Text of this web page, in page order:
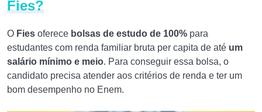
Fies?
O Fies oferece bolsas de estudo de 100% para
estudantes com renda familiar bruta per capita de até um
salário mínimo e meio. Para conseguir essa bolsa, o
candidato precisa atender aos critérios de renda e ter um
bom desempenho no Enem.